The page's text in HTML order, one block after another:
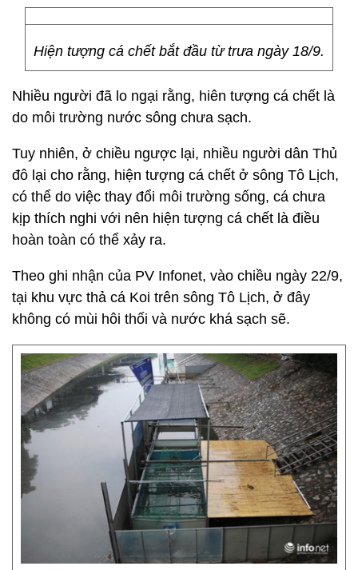
Hiện tượng cá chết bắt đầu từ trưa ngày 18/9.
Nhiều người đã lo ngại rằng, hiên tượng cá chết là
do môi trường nước sông chưa sạch.
Tuy nhiên, ở chiều ngược lại, nhiều người dân Thủ
đô lại cho rằng, hiện tượng cá chết ở sông Tô Lịch,
có thể do việc thay đổi môi trường sống, cá chưa
kịp thích nghi với nên hiện tượng cá chết là điều
hoàn toàn có thể xảy ra.
Theo ghi nhận của PV Infonet, vào chiều ngày 22/9,
tại khu vực thả cá Koi trên sông Tô Lịch, ở đây
không có mùi hôi thối và nước khá sạch sẽ.